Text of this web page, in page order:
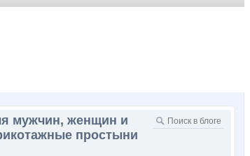
мужчин, женщин и
простыни